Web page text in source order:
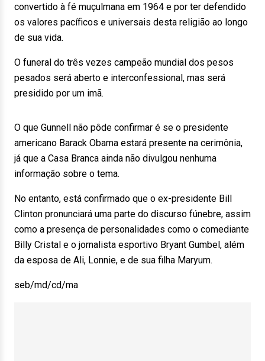
convertido à fé muçulmana em 1964 e por ter defendido
os valores pacíficos e universais desta religião ao longo
de sua vida.
O funeral do três vezes campeão mundial dos pesos
pesados será aberto e interconfessional, mas será
presidido por um imã.
O que Gunnell não pôde confirmar é se o presidente
americano Barack Obama estará presente na cerimônia,
já que a Casa Branca ainda não divulgou nenhuma
informação sobre o tema.
No entanto, está confirmado que o ex-presidente Bill
Clinton pronunciará uma parte do discurso fúnebre, assim
como a presença de personalidades como o comediante
Billy Cristal e o jornalista esportivo Bryant Gumbel, além
da esposa de Ali, Lonnie, e de sua filha Maryum.
seb/md/cd/ma